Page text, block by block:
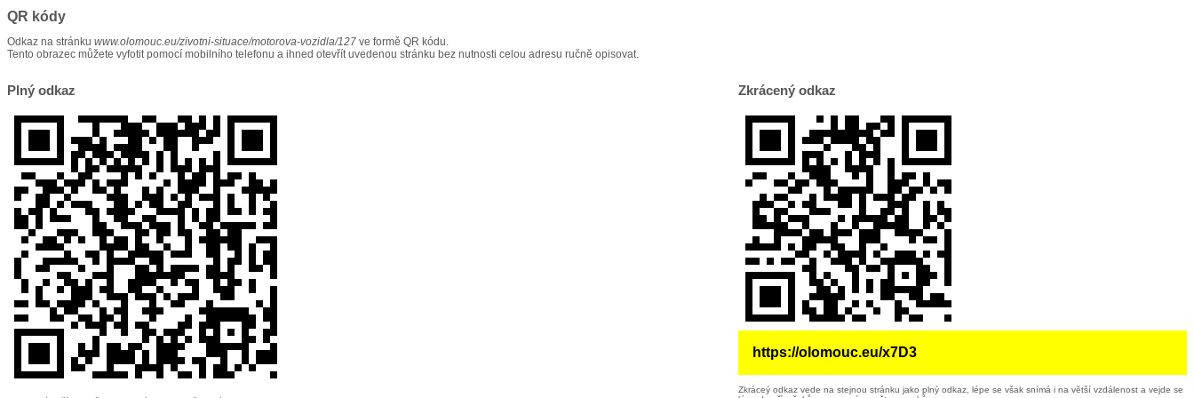
QR kódy
Odkaz na stránku www.olomouc.eu/zivotni-situace/motorova-vozidla/127 ve formě QR kódu.
Tento obrazec můžete vyfotit pomocí mobilního telefonu a ihned otevřít uvedenou stránku bez nutnosti celou adresu ručně opisovat.
Plný odkaz Zkrácený odkaz
https://olomouc.eu/x7D3
Zkráceý odkaz vede na stejnou stránku jako plný odkaz, lépe se však snímá i na větší vzdálenost a vejde se